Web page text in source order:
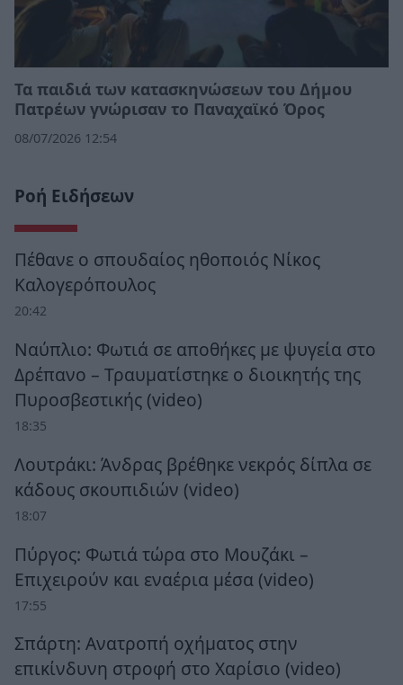
Τα παιδιά των κατασκηνώσεων του Δήμου
Πατρέων γνώρισαν το Παναχαϊκό Όρος
08/07/2026 12:54
Ροή Ειδήσεων
Πέθανε ο σπουδαίος ηθοποιός Νίκος
Καλογερόπουλος
20:42
Ναύπλιο: Φωτιά σε αποθήκες με ψυγεία στο
Δρέπανο – Τραυματίστηκε ο διοικητής της
Πυροσβεστικής (video)
18:35
Λουτράκι: Άνδρας βρέθηκε νεκρός δίπλα σε
κάδους σκουπιδιών (video)
18:07
Πύργος: Φωτιά τώρα στο Μουζάκι –
Επιχειρούν και εναέρια μέσα (video)
17:55
Σπάρτη: Ανατροπή οχήματος στην
επικίνδυνη στροφή στο Χαρίσιο (video)